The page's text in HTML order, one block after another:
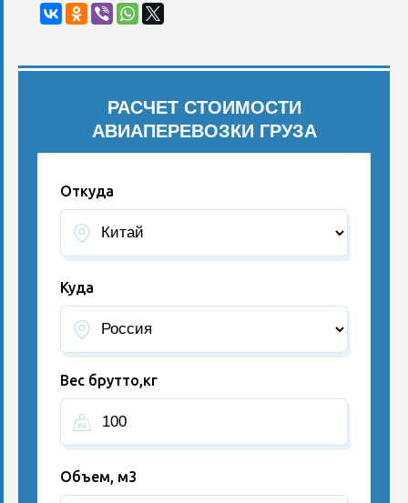
РАСЧЕТ СТОИМОСТИ
АВИАПЕРЕВОЗКИ ГРУЗА
Откуда
Куда
Вес брутто,кг
Объем, м3